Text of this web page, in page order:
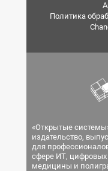
Политика
«Открытые
издательство,
для
сфере ИТ, цифровых
медицины и